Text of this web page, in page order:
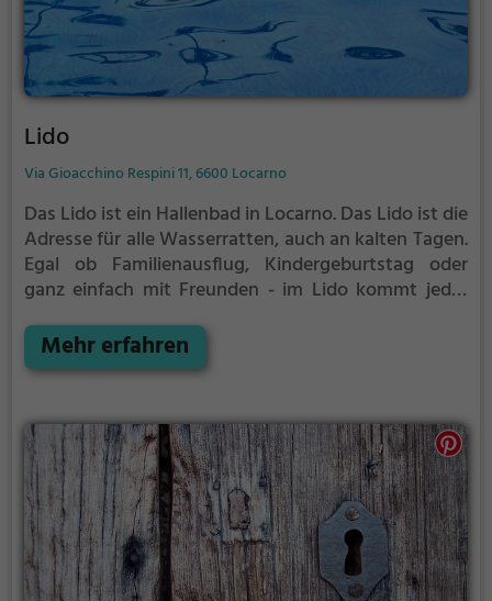
Lido
Via Gioacchino Respini 11, 6600 Locarno
Das Lido ist ein Hallenbad in Locarno.Das Lido ist die
Adresse für alle Wasserratten, auch an kalten Tagen.
Egal ob Familienausflug, Kindergeburtstag oder
ganz einfach mit Freunden - im Lido kommt jeder
Mehr erfahren